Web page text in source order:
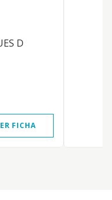
D
FICHA